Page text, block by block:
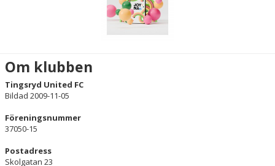
DOKUMENT
VÅRA LAG/TRÄNARE
Om klubben
Tingsryd United FC
Bildad 2009-11-05
Föreningsnummer
37050-15
Postadress
Skolgatan 23